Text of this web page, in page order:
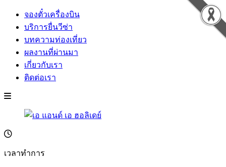
จองตั๋วเครื่องบิน
บริการยื่นวีซ่า
บทความท่องเที่ยว
ผลงานที่ผ่านมา
เกี่ยวกับเรา
ติดต่อเรา
เวลาทำการ